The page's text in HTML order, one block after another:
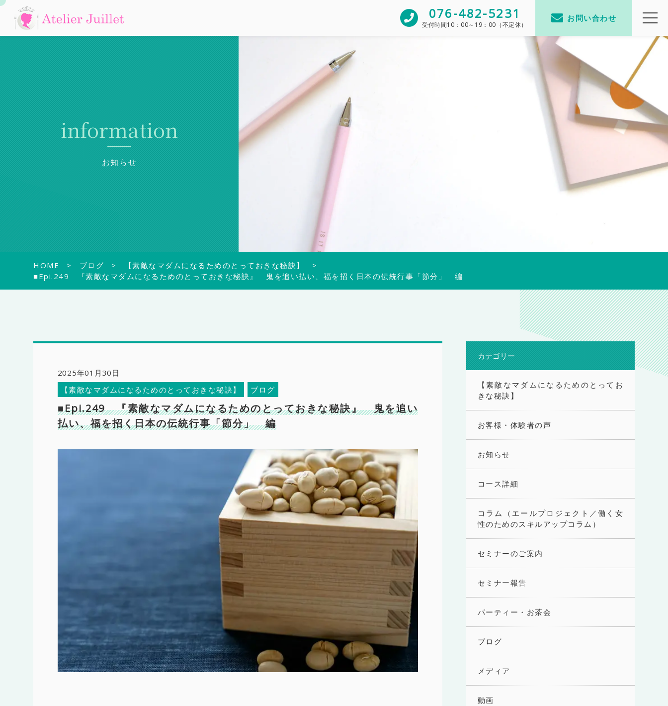
076-482-5231
受付時間10：00～19：00（不定休）
お問い合わせ
information
お知らせ
HOME ブログ
【素敵なマダムになるためのとっておきな秘訣】
■Epi.249 『素敵なマダムになるためのとっておきな秘訣』 鬼を追い払い、福を招く日本の伝統行事「節分」 編
2025年01月30日
【素敵なマダムになるためのとっておきな秘訣】
ブログ
■Epi.249 『素敵なマダムになるためのとっておきな秘訣』 鬼を追い
払い、福を招く日本の伝統行事「節分」 編
カテゴリー
【素敵なマダムになるためのとってお
きな秘訣】
お客様・体験者の声
お知らせ
コース詳細
コラム（エールプロジェクト／働く女
性のためのスキルアップコラム）
セミナーのご案内
セミナー報告
パーティー・お茶会
ブログ
メディア
動画